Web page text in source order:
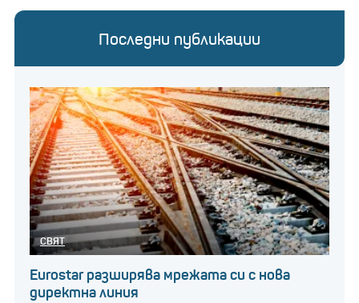
Последни публикации
СВЯТ
Eurostar разширява мрежата си с нова
директна линия